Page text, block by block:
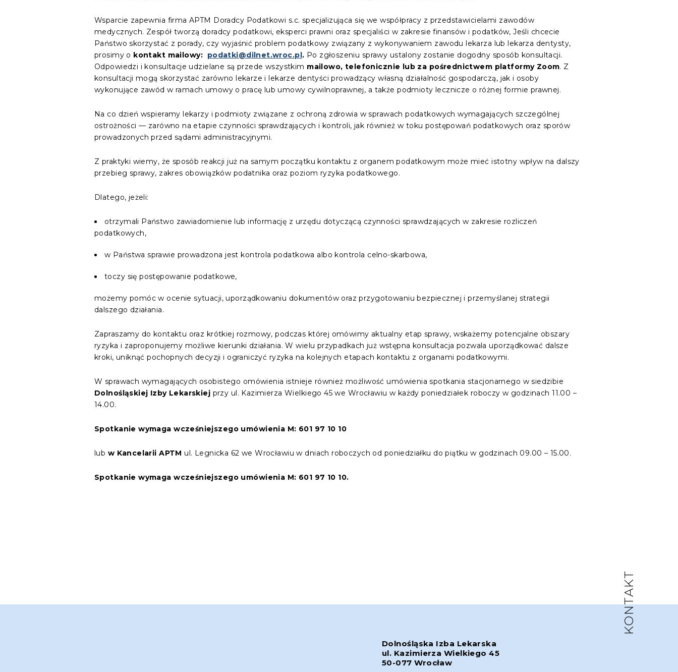
Wsparcie zapewnia firma APTM Doradcy Podatkowi s.c. specjalizująca się we współpracy z przedstawicielami zawodów
medycznych. Zespół tworzą doradcy podatkowi, eksperci prawni oraz specjaliści w zakresie finansów i podatków, Jeśli chcecie
Państwo skorzystać z porady, czy wyjaśnić problem podatkowy związany z wykonywaniem zawodu lekarza lub lekarza dentysty,
prosimy o kontakt mailowy: podatki@dilnet.wroc.pl. Po zgłoszeniu sprawy ustalony zostanie dogodny sposób konsultacji.
Odpowiedzi i konsultacje udzielane są przede wszystkim mailowo, telefonicznie lub za pośrednictwem platformy Zoom. Z
konsultacji mogą skorzystać zarówno lekarze i lekarze dentyści prowadzący własną działalność gospodarczą, jak i osoby
wykonujące zawód w ramach umowy o pracę lub umowy cywilnoprawnej, a także podmioty lecznicze o różnej formie prawnej.
Na co dzień wspieramy lekarzy i podmioty związane z ochroną zdrowia w sprawach podatkowych wymagających szczególnej
ostrożności — zarówno na etapie czynności sprawdzających i kontroli, jak również w toku postępowań podatkowych oraz sporów
prowadzonych przed sądami administracyjnymi.
Z praktyki wiemy, że sposób reakcji już na samym początku kontaktu z organem podatkowym może mieć istotny wpływ na dalszy
przebieg sprawy, zakres obowiązków podatnika oraz poziom ryzyka podatkowego.
Dlatego, jeżeli:
otrzymali Państwo zawiadomienie lub informację z urzędu dotyczącą czynności sprawdzających w zakresie rozliczeń
podatkowych,
w Państwa sprawie prowadzona jest kontrola podatkowa albo kontrola celno-skarbowa,
toczy się postępowanie podatkowe,
możemy pomóc w ocenie sytuacji, uporządkowaniu dokumentów oraz przygotowaniu bezpiecznej i przemyślanej strategii
dalszego działania.
Zapraszamy do kontaktu oraz krótkiej rozmowy, podczas której omówimy aktualny etap sprawy, wskażemy potencjalne obszary
ryzyka i zaproponujemy możliwe kierunki działania. W wielu przypadkach już wstępna konsultacja pozwala uporządkować dalsze
kroki, uniknąć pochopnych decyzji i ograniczyć ryzyka na kolejnych etapach kontaktu z organami podatkowymi.
W sprawach wymagających osobistego omówienia istnieje również możliwość umówienia spotkania stacjonarnego w siedzibie
Dolnośląskiej Izby Lekarskiej przy ul. Kazimierza Wielkiego 45 we Wrocławiu w każdy poniedziałek roboczy w godzinach 11.00 –
14.00.
Spotkanie wymaga wcześniejszego umówienia M: 601 97 10 10
lub w Kancelarii APTM ul. Legnicka 62 we Wrocławiu w dniach roboczych od poniedziałku do piątku w godzinach 09.00 – 15.00.
Spotkanie wymaga wcześniejszego umówienia M: 601 97 10 10.
KONTAKT
Dolnośląska Izba Lekarska
ul. Kazimierza Wielkiego 45
50-077 Wrocław